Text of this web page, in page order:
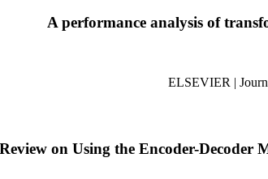
A performance analysis of
on Using the Encoder-